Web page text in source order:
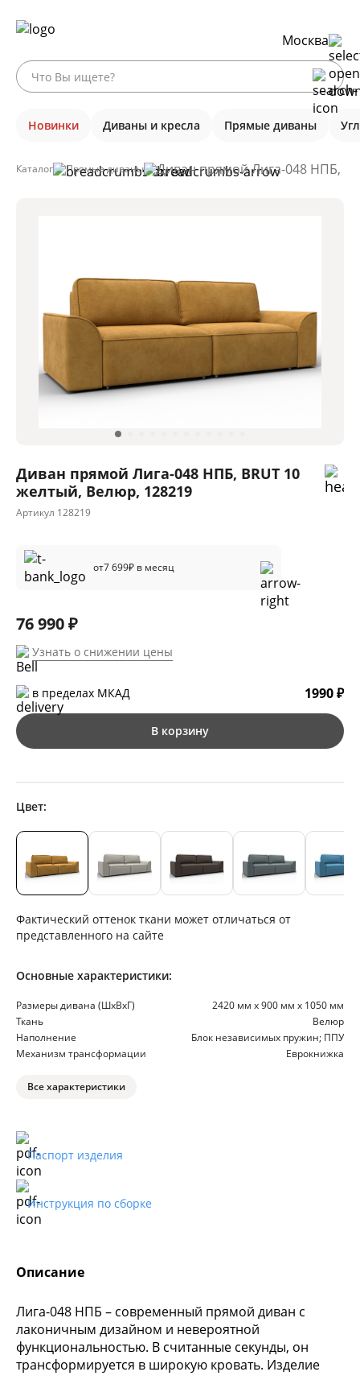
Москва
Новинки Диваны и кресла Прямые диваны
Каталог Прямые диваны Диван прямой Лига-048 НПБ,
Описание
Лига-048 НПБ – современный прямой диван с
лаконичным дизайном и невероятной
функциональностью. В считанные секунды, он
трансформируется в широкую кровать. Изделие
Диван прямой Лига-048 НПБ, BRUT 10
желтый, Велюр, 128219
Артикул 128219
от7 699₽ в месяц
76 990 ₽
Узнать о снижении цены
в пределах МКАД 1990 ₽
В корзину
Цвет:
Фактический оттенок ткани может отличаться от
представленного на сайте
Основные характеристики:
Размеры дивана (ШхВхГ)
2420 мм х 900 мм х 1050 мм
Ткань
Велюр
Наполнение
Блок независимых пружин; ППУ
Механизм трансформации
Еврокнижка
Все характеристики
Паспорт изделия
Инструкция по сборке